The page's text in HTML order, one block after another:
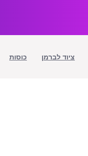
ציוד לברמן כוסות